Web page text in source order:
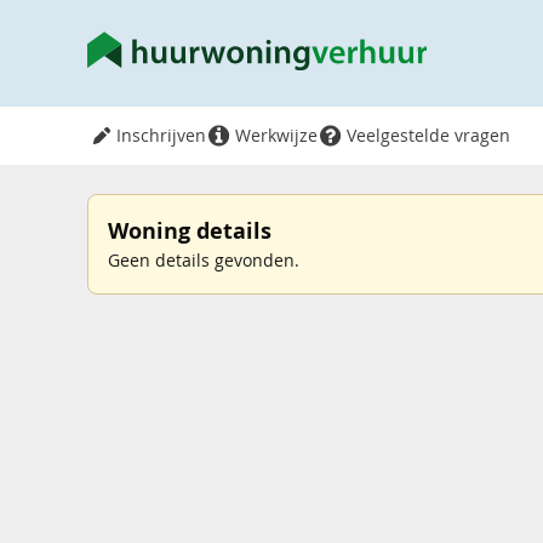
Inschrijven Werkwijze Veelgestelde vragen
Woning details
Geen details gevonden.